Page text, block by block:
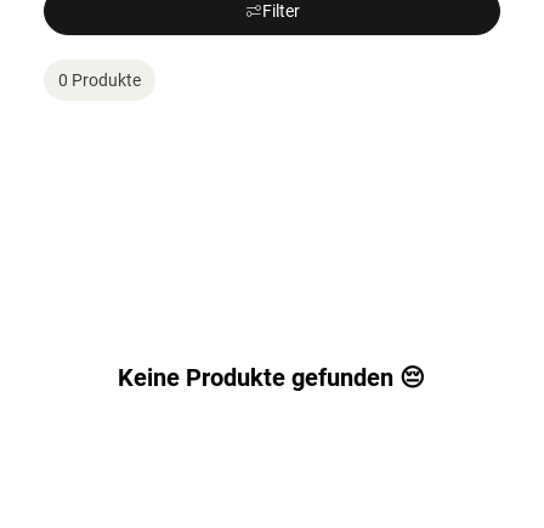
Filter
0 Produkte
Keine Produkte gefunden 😔